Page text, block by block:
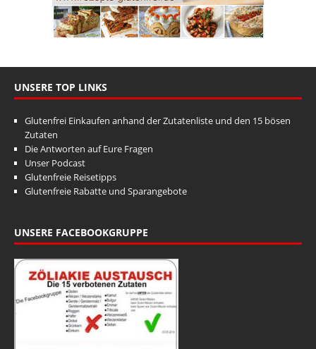
UNSERE TOP LINKS
Glutenfrei Einkaufen anhand der Zutatenliste und den 15 bösen
Zutaten
Die Antworten auf Eure Fragen
Unser Podcast
Glutenfreie Reisetipps
Glutenfreie Rabatte und Sparangebote
UNSERE FACEBOOKGRUPPE